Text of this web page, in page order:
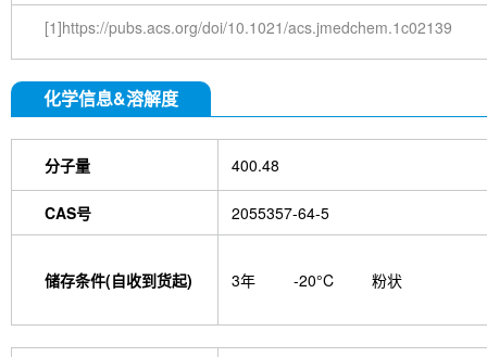
[1]https://pubs.acs.org/doi/10.1021/acs.jmedchem.1c02139
化学信息&溶解度
分子量 400.48
CAS号 2055357-64-5
储存条件(自收到货起) 3年 -20°C 粉状